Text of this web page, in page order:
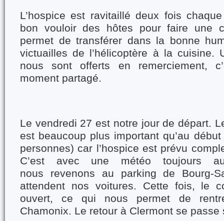
L’hospice est ravitaillé deux fois
bon vouloir des hôtes pour faire une
permet de transférer dans la bonne
victuailles de l’hélicoptère à la cuisine.
nous sont offerts en remerciement,
moment partagé.
Le vendredi 27 est notre jour de départ.
est beaucoup plus important qu’au
personnes) car l’hospice est prévu
C’est avec une météo toujours
nous revenons au parking de Bourg-
attendent nos voitures. Cette fois, le
ouvert, ce qui nous permet de
Chamonix. Le retour à Clermont se passe